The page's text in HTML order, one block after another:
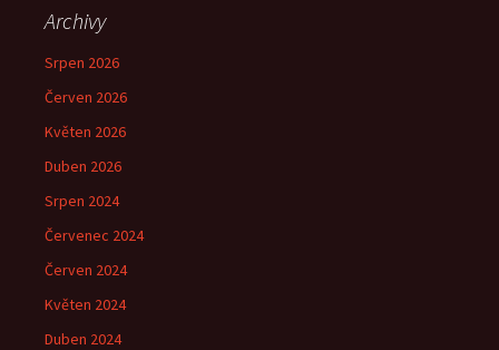
Archivy
Srpen 2026
Červen 2026
Květen 2026
Duben 2026
Srpen 2024
Červenec 2024
Červen 2024
Květen 2024
Duben 2024